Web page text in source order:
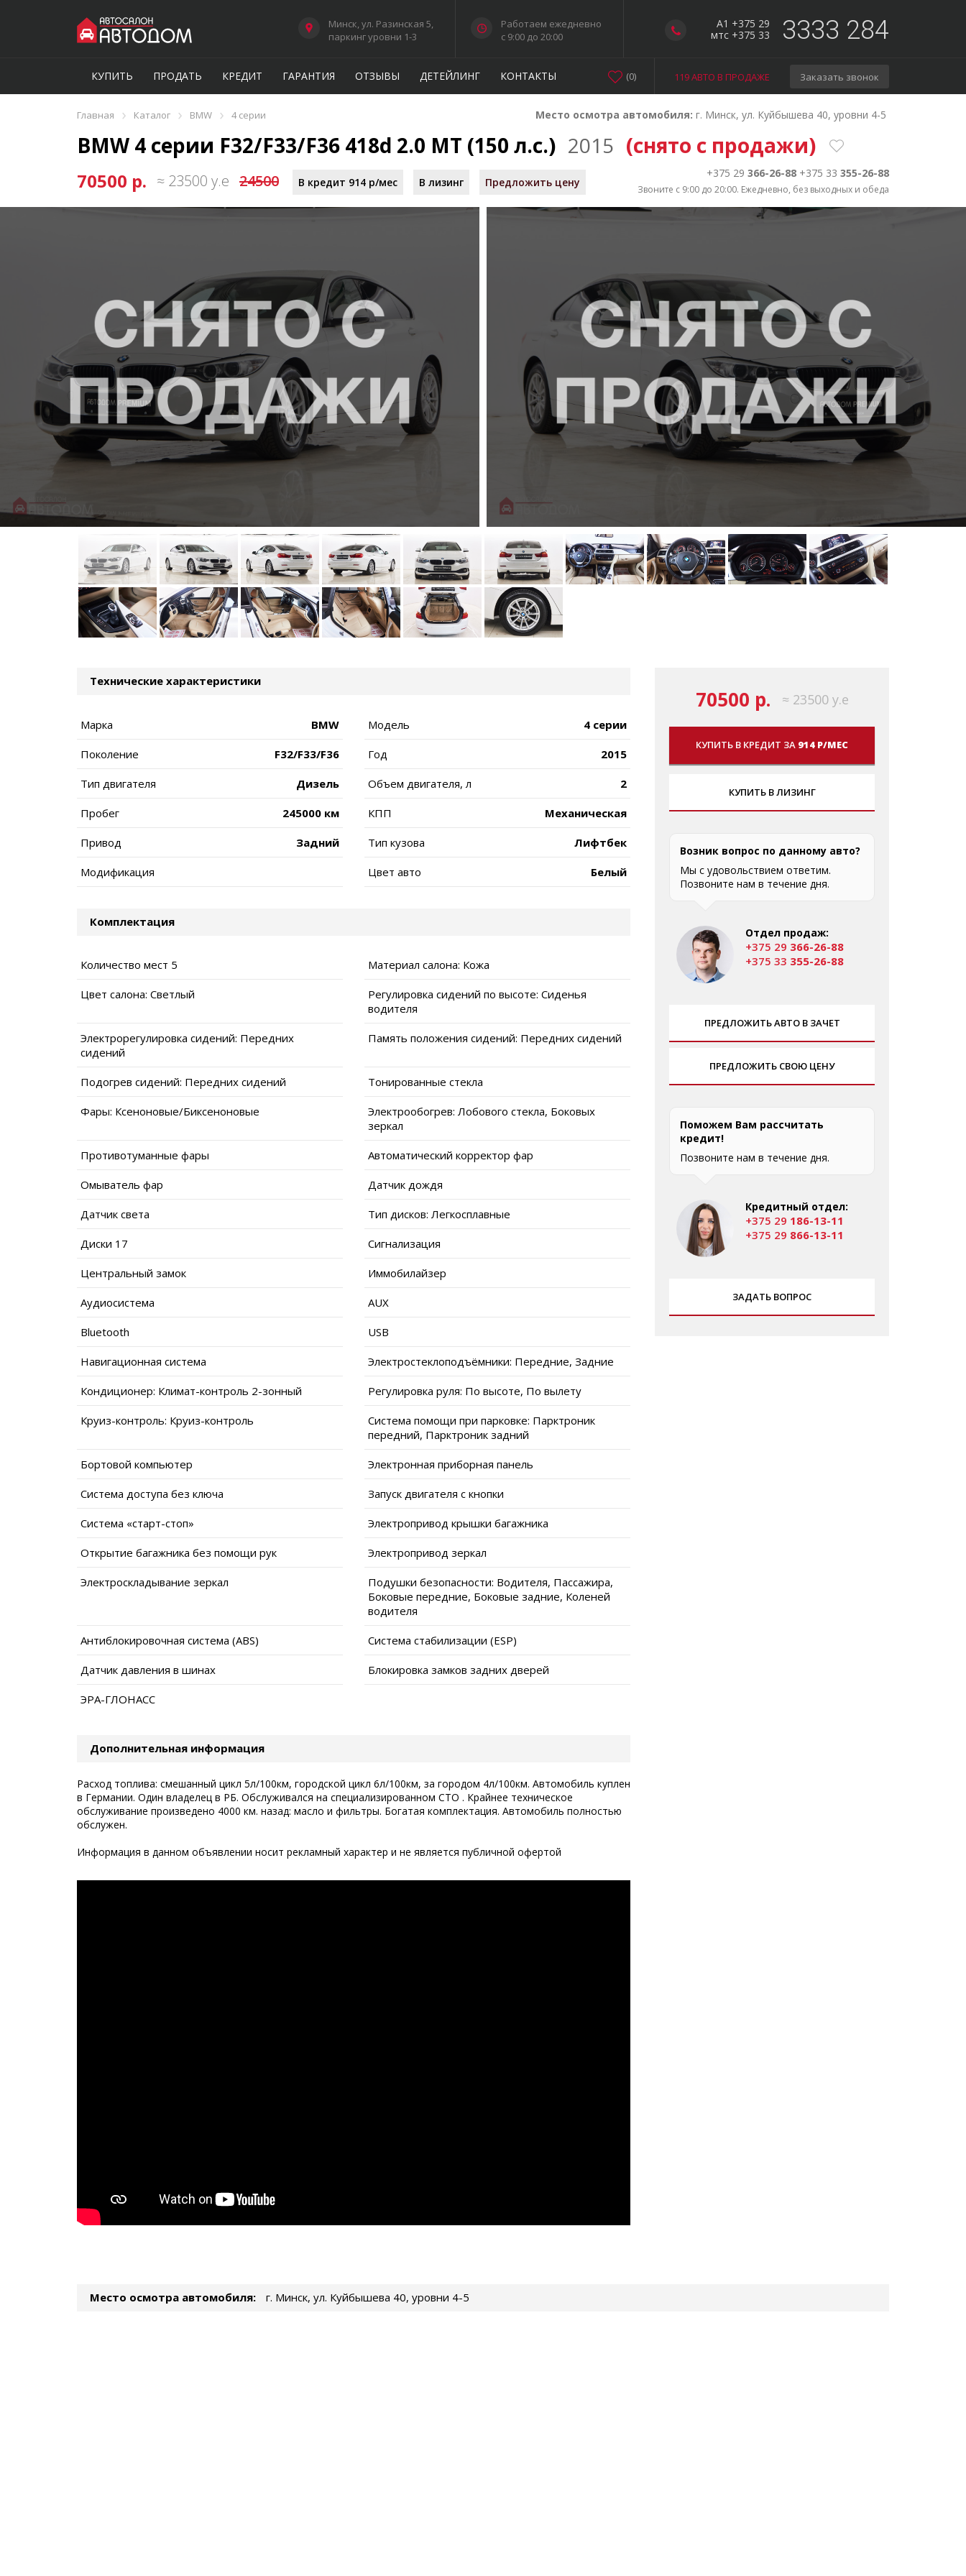
A1 +375 29
мтс +375 33
3333 284
Минск, ул. Разинская 5,
паркинг уровни 1-3
Работаем ежедневно
c 9:00 до 20:00
КУПИТЬ ПРОДАТЬ КРЕДИТ ГАРАНТИЯ ОТЗЫВЫ ДЕТЕЙЛИНГ КОНТАКТЫ 119 АВТО В ПРОДАЖЕ Заказать звонок
(0)
Главная › Каталог › BMW › 4 серии Место осмотра автомобиля: г. Минск, ул. Куйбышева 40, уровни 4-5
BMW 4 серии F32/F33/F36 418d 2.0 MT (150 л.с.) 2015 (снято с продажи)
70500 р. ≈ 23500 у.е 24500 В кредит 914 р/мес В лизинг Предложить цену
+375 29 366-26-88 +375 33 355-26-88
Звоните с 9:00 до 20:00. Ежедневно, без выходных и обеда
Технические характеристики
Марка BMW Модель 4 серии
Поколение F32/F33/F36 Год 2015
Тип двигателя Дизель Объем двигателя, л 2
Пробег 245000 км КПП Механическая
Привод Задний Тип кузова Лифтбек
Модификация Цвет авто Белый
Комплектация
Количество мест 5 Материал салона: Кожа
Цвет салона: Светлый
Регулировка сидений по высоте: Сиденья
водителя
Электрорегулировка сидений: Передних
сидений
Память положения сидений: Передних сидений
Подогрев сидений: Передних сидений Тонированные стекла
Фары: Ксеноновые/Биксеноновые
Электрообогрев: Лобового стекла, Боковых
зеркал
Противотуманные фары Автоматический корректор фар
Омыватель фар Датчик дождя
Датчик света Тип дисков: Легкосплавные
Диски 17 Сигнализация
Центральный замок Иммобилайзер
Аудиосистема AUX
Bluetooth USB
Навигационная система Электростеклоподъёмники: Передние, Задние
Кондиционер: Климат-контроль 2-зонный Регулировка руля: По высоте, По вылету
Круиз-контроль: Круиз-контроль
Система помощи при парковке: Парктроник
передний, Парктроник задний
Бортовой компьютер Электронная приборная панель
Система доступа без ключа Запуск двигателя с кнопки
Система «старт-стоп» Электропривод крышки багажника
Открытие багажника без помощи рук Электропривод зеркал
Электроскладывание зеркал
Подушки безопасности: Водителя, Пассажира,
Боковые передние, Боковые задние, Коленей
водителя
Антиблокировочная система (ABS) Система стабилизации (ESP)
Датчик давления в шинах Блокировка замков задних дверей
ЭРА-ГЛОНАСС
Дополнительная информация
Расход топлива: смешанный цикл 5л/100км, городской цикл 6л/100км, за городом 4л/100км. Автомобиль куплен
в Германии. Один владелец в РБ. Обслуживался на специализированном СТО . Крайнее техническое
обслуживание произведено 4000 км. назад: масло и фильтры. Богатая комплектация. Автомобиль полностью
обслужен.
Информация в данном объявлении носит рекламный характер и не является публичной офертой
70500 р. ≈ 23500 у.е
КУПИТЬ В КРЕДИТ ЗА 914 Р/МЕС
КУПИТЬ В ЛИЗИНГ
Возник вопрос по данному авто?
Мы с удовольствием ответим.
Позвоните нам в течение дня.
Отдел продаж:
+375 29 366-26-88
+375 33 355-26-88
ПРЕДЛОЖИТЬ АВТО В ЗАЧЕТ
ПРЕДЛОЖИТЬ СВОЮ ЦЕНУ
Поможем Вам рассчитать
кредит!
Позвоните нам в течение дня.
Кредитный отдел:
+375 29 186-13-11
+375 29 866-13-11
ЗАДАТЬ ВОПРОС
Место осмотра автомобиля: г. Минск, ул. Куйбышева 40, уровни 4-5